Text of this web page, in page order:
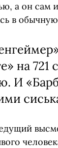
а он сам
в
на
И